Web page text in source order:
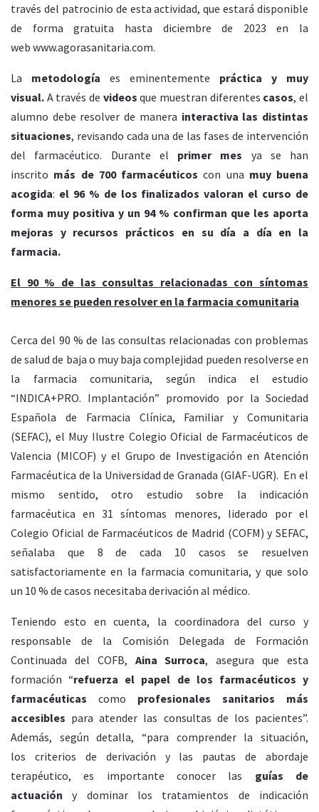
través del patrocinio de esta actividad, que estará disponible
de forma gratuita hasta diciembre de 2023 en la
web www.agorasanitaria.com.
La metodología es eminentemente
práctica y muy
visual. A través de videos que muestran diferentes casos, el
alumno debe resolver de manera interactiva las distintas
situaciones, revisando cada una de las fases de intervención
del farmacéutico. Durante el
primer mes
ya se han
inscrito más de 700 farmacéuticos con una muy buena
acogida: el 96 % de los finalizados valoran el curso de
forma muy positiva y un 94 % confirman que les aporta
mejoras y recursos prácticos en su día a día en la
farmacia.
El 90 % de las consultas relacionadas con síntomas
menores se pueden resolver en la farmacia comunitaria
Cerca del 90 % de las consultas relacionadas con problemas
de salud de baja o muy baja complejidad pueden resolverse en
la farmacia comunitaria, según indica el estudio
“INDICA+PRO. Implantación” promovido por la Sociedad
Española de Farmacia Clínica, Familiar y Comunitaria
(SEFAC), el Muy Ilustre Colegio Oficial de Farmacéuticos de
Valencia (MICOF) y el Grupo de Investigación en Atención
Farmacéutica de la Universidad de Granada (GIAF-UGR). En el
mismo sentido, otro estudio sobre la
indicación
farmacéutica en 31 síntomas menores, liderado por el
Colegio Oficial de Farmacéuticos de Madrid (COFM) y SEFAC,
señalaba que
8 de cada 10 casos se resuelven
satisfactoriamente en la farmacia comunitaria, y que solo
un 10 % de casos necesitaba derivación al médico.
Teniendo esto en cuenta, la coordinadora del curso y
responsable de la Comisión Delegada de Formación
Continuada del COFB, Aina Surroca, asegura que esta
formación “refuerza el papel de los farmacéuticos y
farmacéuticas
como
profesionales sanitarios más
accesibles para atender las consultas de los pacientes”.
Además, según detalla, “para comprender la situación,
los
criterios de derivación y las pautas de abordaje
terapéutico, es importante conocer las
guías de
actuación
y
dominar los tratamientos de indicación